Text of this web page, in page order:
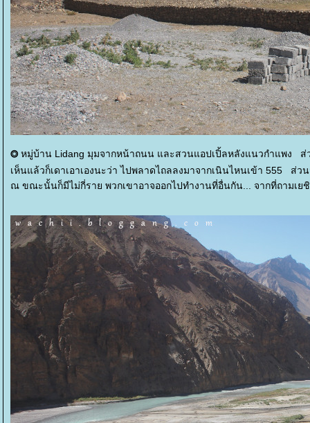
⭗ หมู่บ้าน Lidang มุมจากหน้าถนน และสวนแอปเปิ้ลหลังแนวกำแพง
เห็นแล้วก็เดาเอาเองนะว่า ไปพลาดไถลลงมาจากเนินไหนเข้า 555 ส่
ณ ขณะนั้นก็มีไม่กี่ราย พวกเขาอาจออกไปทำงานที่อื่นกัน... จากที่ถามเย